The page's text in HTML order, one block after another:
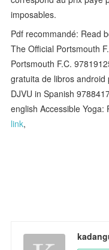
imposables.
Pdf recommandé: Read
The Official Portsmouth
Portsmouth F.C.
gratuita de libros android
DJVU in Spanish
english Accessible
link,